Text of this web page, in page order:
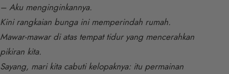
– Aku menginginkannya.
Kini rangkaian bunga ini memperindah rumah.
Mawar-mawar di atas tempat tidur yang mencerahkan
pikiran kita.
Sayang, mari kita cabuti kelopaknya: itu permainan